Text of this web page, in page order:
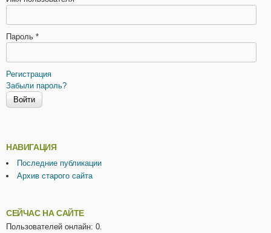
Пароль *
Регистрация
Забыли пароль?
НАВИГАЦИЯ
Последние публикации
Архив старого сайта
СЕЙЧАС НА САЙТЕ
Пользователей онлайн: 0.